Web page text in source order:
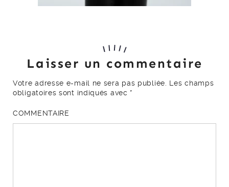
Laisser un commentaire
Votre adresse e-mail ne sera pas publiée.
Les champs
obligatoires sont indiqués avec *
COMMENTAIRE